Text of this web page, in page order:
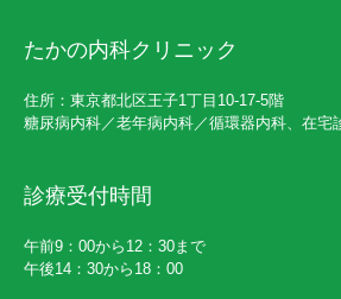
たかの内科クリニック
住所：東京都北区王子1丁目10-17-5階
糖尿病内科／老年病内科／循環器内科、在宅
診療受付時間
午前9：00から12：30まで
午後14：30から18：00